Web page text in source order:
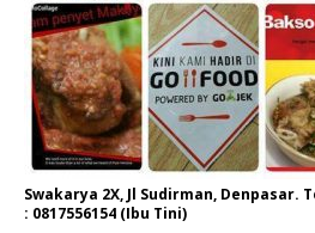
Swakarya 2X, Jl Sudirman, Denpasar.
: 0817556154 (Ibu Tini)